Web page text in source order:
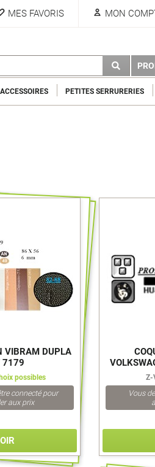
MES FAVORIS MON
PETITES SERRURERIES
VIBRAM DUPLA
7179
possibles
connecté pour
aux prix
Z-
Vous